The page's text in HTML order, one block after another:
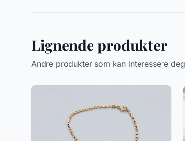
Lignende produkter
Andre produkter som kan interessere deg